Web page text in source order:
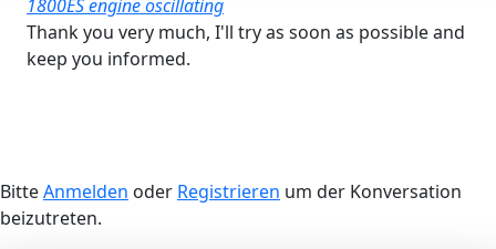
1800ES engine oscillating
Thank you very much, I'll try as soon as possible and
keep you informed.
BitteAnmelden oder Registrieren um der Konversation
beizutreten.